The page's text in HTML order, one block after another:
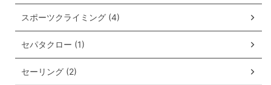
スポーツクライミング (4)
セパタクロー (1)
セーリング (2)